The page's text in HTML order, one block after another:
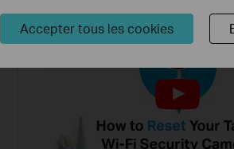
Accepter tous les cookies